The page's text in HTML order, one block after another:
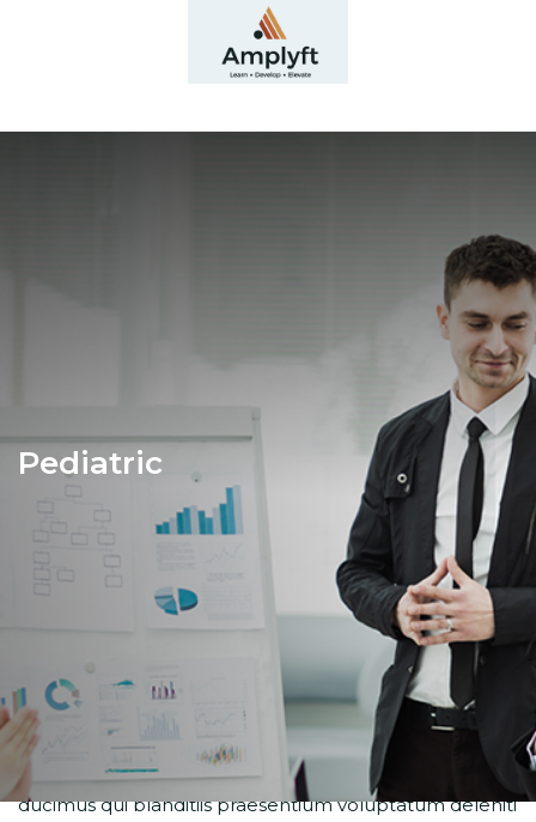
Pediatric
At vero eos et accusamus et iusto odio dignissimos
ducimus qui blanditiis praesentium voluptatum deleniti